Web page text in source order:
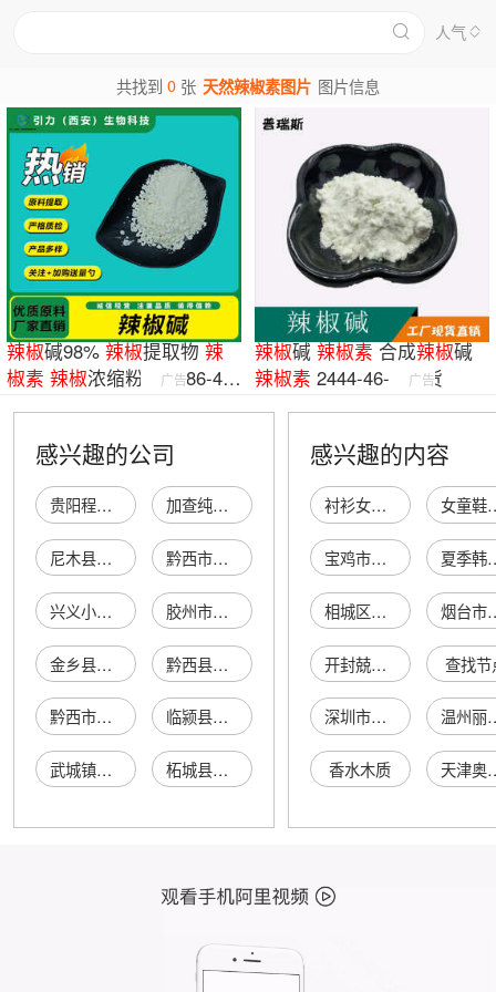
人气
共找到0 张 天然辣椒素图片 图片信息
辣椒碱98%辣椒提取物辣
椒素 辣椒浓缩粉 404-86-4
广告
辣椒碱辣椒素合成辣椒碱
辣椒素 2444-46-4 现货
广告
感兴趣的公司
贵阳程域辣椒天然素有限公司 加查纯天然辣椒加工店
尼木县唔素辣椒店 黔西市彭哲素辣椒店
兴义小素辣椒酱加工坊 胶州市贵素辣椒筛选厂
金乡县花素辣椒购销处 黔西县左英素辣椒店
黔西市谢素粉辣椒厂 临颍县素椒辣椒收购场
武城镇素芳辣椒购销处 柘城县素芹辣椒收购店
感兴趣的内容
衬衫女收腰 女童
宝鸡市渭滨区雍蔷布艺批发行新建路店 夏季韩
相城区元和杨惠芬家具店 烟台市鹤年堂
开封兢业自动化科技有限公司 查找节
深圳市宝安区西乡伟升旅馆 温州丽
香水木质 天津奥升金